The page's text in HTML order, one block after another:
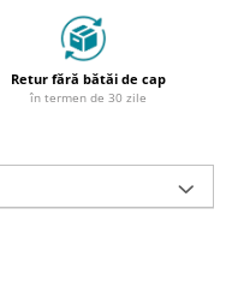
Retur fără bătăi de cap
în termen de 30 zile